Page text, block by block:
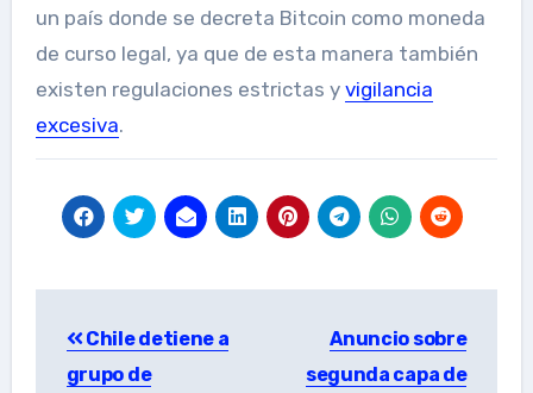
un país donde se decreta Bitcoin como moneda
de curso legal, ya que de esta manera también
existen regulaciones estrictas y vigilancia
excesiva.
navigation
Chile detiene a
grupo de
Anuncio sobre
segunda capa de